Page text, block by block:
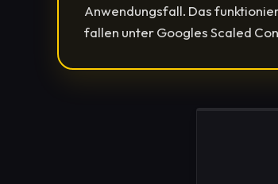
Anwendungsfall. Das
fallen unter Googles Scaled